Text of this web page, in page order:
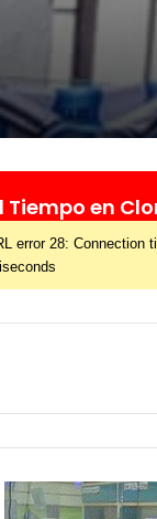
Tiempo en
error 28: Connection